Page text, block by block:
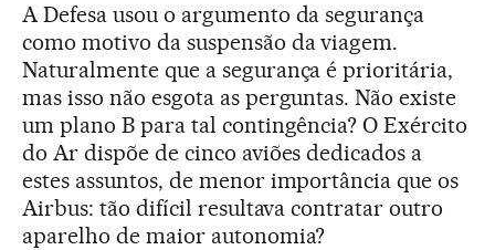
A Defesa usou o argumento da segurança
como motivo da suspensão da viagem.
Naturalmente que a segurança é prioritária,
mas isso não esgota as perguntas. Não existe
um plano B para tal contingência? O Exército
do Ar dispõe de cinco aviões dedicados a
estes assuntos, de menor importância que os
Airbus: tão difícil resultava contratar outro
aparelho de maior autonomia?